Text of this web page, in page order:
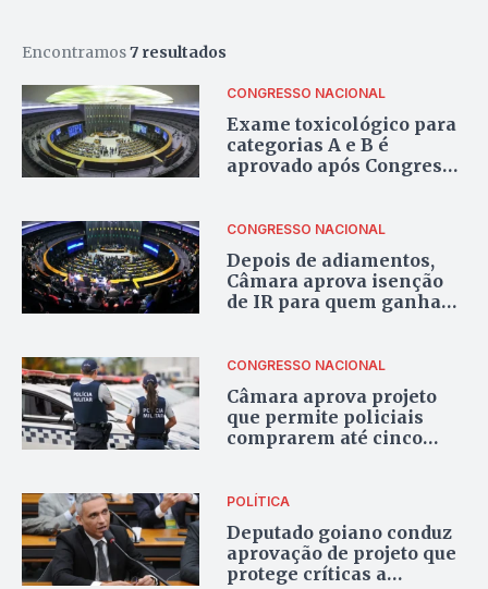
Encontramos7 resultados
CONGRESSO NACIONAL
Exame toxicológico para
categorias A e B é
aprovado após Congresso
CONGRESSO NACIONAL
Depois de adiamentos,
Câmara aprova isenção
de IR para quem ganha
CONGRESSO NACIONAL
Câmara aprova projeto
que permite policiais
comprarem até cinco
POLÍTICA
Deputado goiano conduz
aprovação de projeto que
protege críticas a